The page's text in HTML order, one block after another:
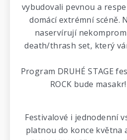
vybudovali pevnou a
domácí extrémní scéně.
naservírují
death/thrash set, který
Program DRUHÉ STAGE
ROCK bude
Festivalové i jednodenní
platnou do konce května